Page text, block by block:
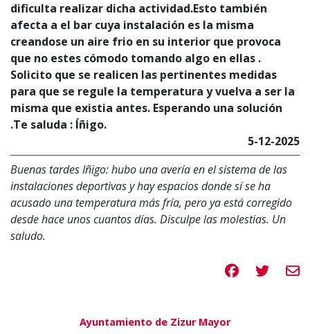
dificulta realizar dicha actividad.Esto también
afecta a el bar cuya instalación es la misma
creandose un aire frio en su interior que provoca
que no estes cómodo tomando algo en ellas .
Solicito que se realicen las pertinentes medidas
para que se regule la temperatura y vuelva a ser la
misma que existia antes. Esperando una solución
.Te saluda : Íñigo.
5-12-2025
Buenas tardes Iñigo: hubo una avería en el sistema de las
instalaciones deportivas y hay espacios donde sí se ha
acusado una temperatura más fría, pero ya está corregido
desde hace unos cuantos días. Disculpe las molestias. Un
saludo.
Compartir en
Ayuntamiento de Zizur Mayor